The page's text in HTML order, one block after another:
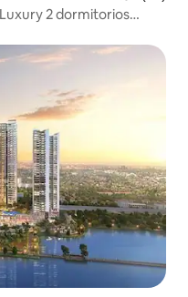
2 dormitorios